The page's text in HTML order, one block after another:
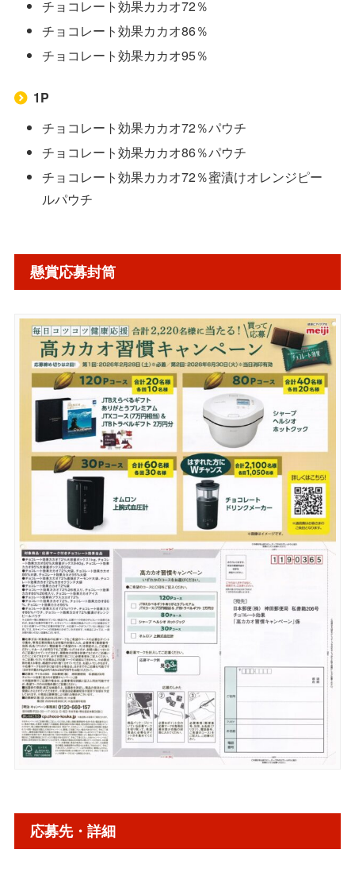
チョコレート効果カカオ72％
チョコレート効果カカオ86％
チョコレート効果カカオ95％
1P
チョコレート効果カカオ72％パウチ
チョコレート効果カカオ86％パウチ
チョコレート効果カカオ72％蜜漬けオレンジピー
ルパウチ
懸賞応募封筒
応募先・詳細